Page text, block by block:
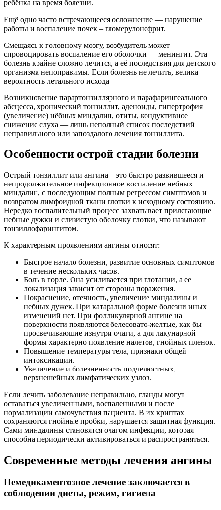
ребёнка на время болезни.
Ещё одно часто встречающееся осложнение — нарушение
работы и воспаление почек – гломерулонефрит.
Смещаясь к головному мозгу, возбудитель может
спровоцировать воспаление его оболочки — менингит. Эта
болезнь крайне сложно лечится, а её последствия для детского
организма непоправимы. Если болезнь не лечить, велика
вероятность летального исхода.
Возникновение парартонзиллярного и парафарингеального
абсцесса, хронический тонзиллит, аденоиды, гипертрофия
(увеличение) нёбных миндалин, отиты, кондуктивное
снижение слуха — лишь неполный список последствий
неправильного или запоздалого лечения тонзиллита.
Особенности острой стадии болезни
Острый тонзиллит или ангина – это быстро развившееся и
непродолжительное инфекционное воспаление небных
миндалин, с последующим полным регрессом симптомов и
возвратом лимфоидной ткани глотки к исходному состоянию.
Нередко воспалительный процесс захватывает прилегающие
небные дужки и слизистую оболочку глотки, что называют
тонзиллофарингитом.
К характерным проявлениям ангины относят:
Быстрое начало болезни, развитие основных симптомов
в течение нескольких часов.
Боль в горле. Она усиливается при глотании, а ее
локализация зависит от стороны поражения.
Покраснение, отечность, увеличение миндалины и
небных дужек. При катаральной форме болезни иных
изменений нет. При фолликулярной ангине на
поверхности появляются белесовато-желтые, как бы
просвечивающие изнутри очаги, а для лакунарной
формы характерно появление налетов, гнойных пленок.
Повышение температуры тела, признаки общей
интоксикации.
Увеличение и болезненность подчелюстных,
верхнешейных лимфатических узлов.
Если лечить заболевание неправильно, гланды могут
оставаться увеличенными, воспаленными и после
нормализации самочувствия пациента. В их криптах
сохраняются гнойные пробки, нарушается защитная функция.
Сами миндалины становятся очагом инфекции, которая
способна периодически активироваться и распространяться.
Современные методы лечения ангины
Немедикаментозное лечение заключается в
соблюдении диеты, режим, гигиена